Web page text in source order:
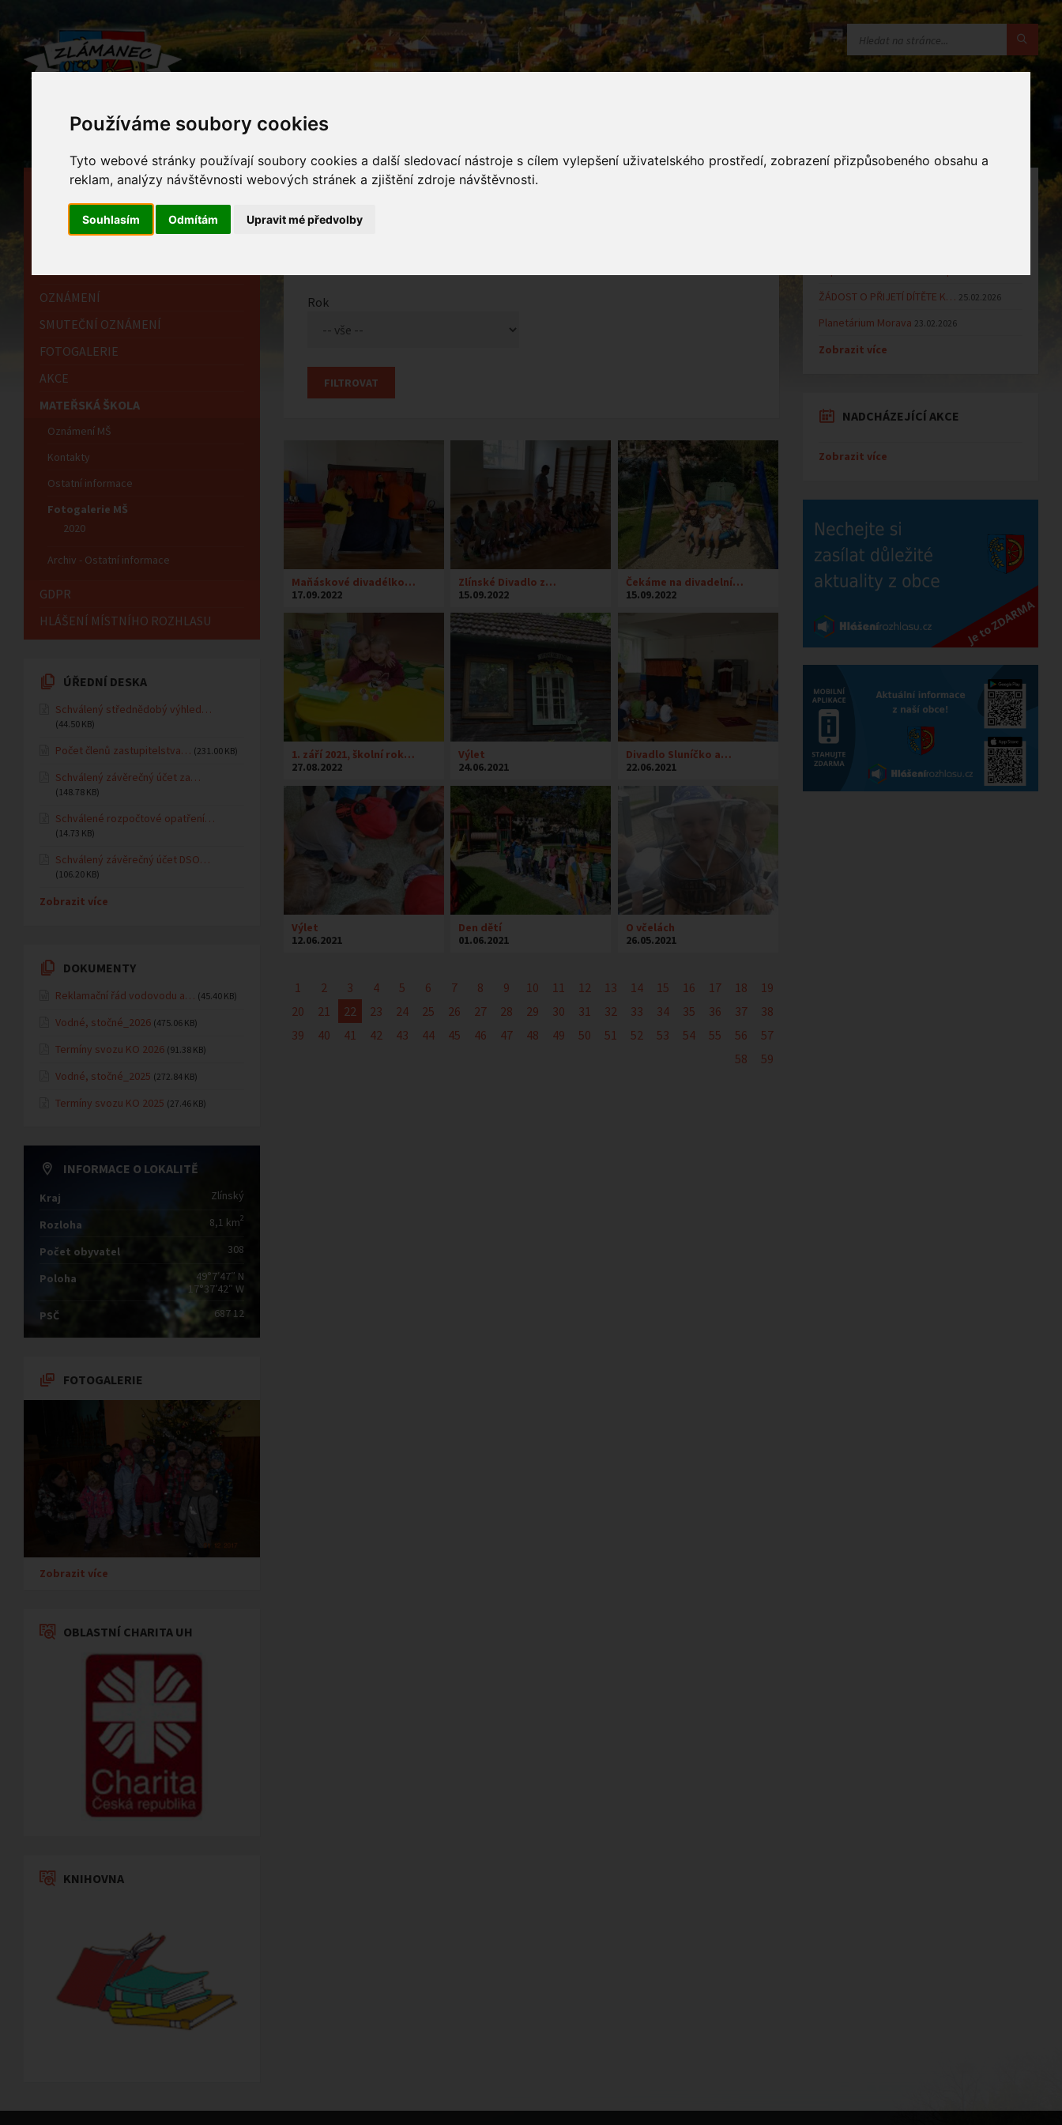
Používáme soubory cookies
Tyto webové stránky používají soubory cookies a další sledovací nástroje s cílem vylepšení uživatelského prostředí, zobrazení přizpůsobeného obsahu a
reklam, analýzy návštěvnosti webových stránek a zjištění zdroje návštěvnosti.
Souhlasím Odmítám Upravit mé předvolby
Rok
Maňáskové divadélko…
17.09.2022
Zlínské Divadlo z…
15.09.2022
Čekáme na divadelní…
15.09.2022
1. září 2021, školní rok…
27.08.2022
Výlet
24.06.2021
Divadlo Sluníčko a…
22.06.2021
Výlet
12.06.2021
Den dětí
01.06.2021
O včelách
26.05.2021
1 2 3 4 5 6 7 8 9 10 11 12 13 14 15 16 17 18
19
20
21 22 23 24 25 26 27 28 29 30 31 32 33 34 35 36 37
38
39
40 41 42 43 44 45 46 47 48 49 50 51 52 53 54 55 56
57
58
59
HLAVNÍ STRÁNKA
OBECNÍ ÚŘAD
OZNÁMENÍ
SMUTEČNÍ OZNÁMENÍ
FOTOGALERIE
AKCE
MATEŘSKÁ ŠKOLA
Oznámení MŠ
Kontakty
Ostatní informace
Fotogalerie MŠ
2020
Archiv - Ostatní informace
GDPR
HLÁŠENÍ MÍSTNÍHO ROZHLASU
ÚŘEDNÍ DESKA
Schválený střednědobý výhled…
(44.50 KB)
Počet členů zastupitelstva… (231.00 KB)
Schválený závěrečný účet za…
(148.78 KB)
Schválené rozpočtové opatření…
(14.73 KB)
Schválený závěrečný účet DSO…
(106.20 KB)
Zobrazit více
DOKUMENTY
Reklamační řád vodovodu a… (45.40 KB)
Vodné, stočné_2026 (475.06 KB)
Termíny svozu KO 2026 (91.38 KB)
Vodné, stočné_2025 (272.84 KB)
Termíny svozu KO 2025 (27.46 KB)
INFORMACE O LOKALITĚ
Kraj Zlínský
Rozloha 8,1 km2
Počet obyvatel 308
Poloha
49°7′47″ N
17°37′42″ W
PSČ
687 12
FOTOGALERIE
Zobrazit více
OBLASTNÍ CHARITA UH
KNIHOVNA
ŽÁDOST O PŘIJETÍ DÍTĚTE K… 25.02.2026
Planetárium Morava 23.02.2026
Zobrazit více
NADCHÁZEJÍCÍ AKCE
Zobrazit více